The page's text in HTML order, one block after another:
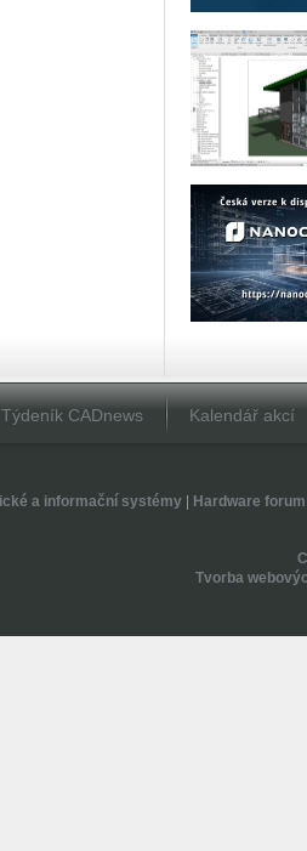
Týdeník CADnews Kalendář akcí
a informační systémy| Hardware forum
Tvorba